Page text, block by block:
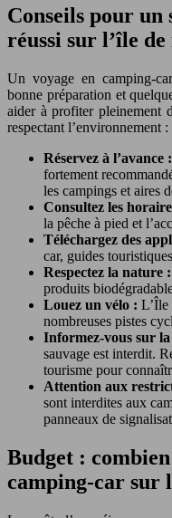
Conseils pour
réussi sur l’île de
Un voyage en camping-
bonne préparation et
aider à profiter pleinement
respectant l’environnement :
Réservez à l’avance :
fortement
les campings et aires
Consultez les
la pêche à pied et
Téléchargez des
car, guides
Respectez la nature :
produits
Louez un vélo : L’Île
nombreuses pistes
Informez-vous sur
sauvage est interdit.
tourisme pour
Attention aux
sont interdites aux
panneaux de
Budget :
camping-car sur